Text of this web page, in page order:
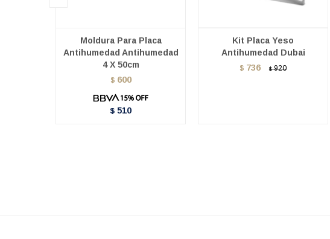
Moldura Para Placa
Antihumedad Antihumedad
4 X 50cm
$ 600
$ 510
Kit Placa Yeso
Antihumedad Dubai
$ 736 $ 920